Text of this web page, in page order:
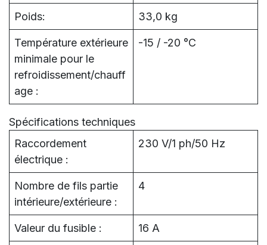
Poids: 33,0 kg
Température extérieure
minimale pour le
refroidissement/chauff
age :
-15 / -20 °C
Spécifications techniques
Raccordement
électrique :
230 V/1 ph/50 Hz
Nombre de fils partie
intérieure/extérieure :
4
Valeur du fusible : 16 A